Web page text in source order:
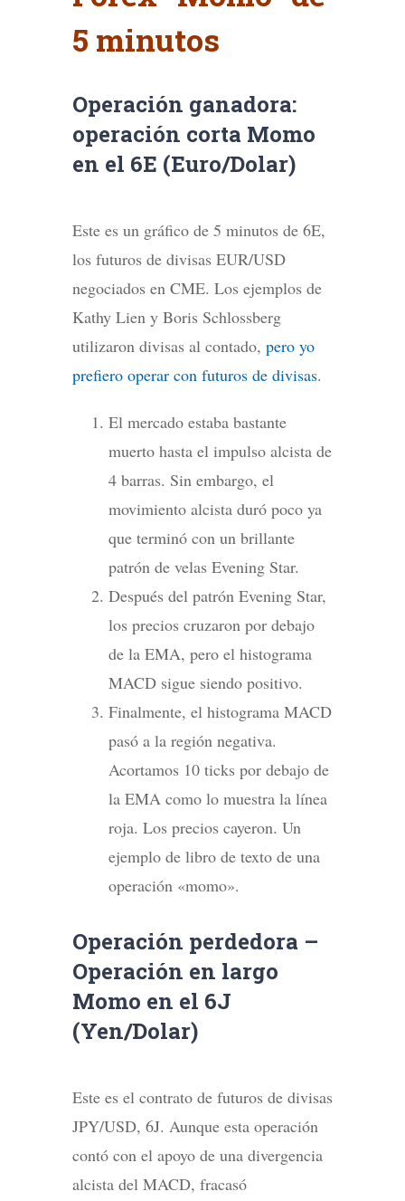
5 minutos
Operación ganadora:
operación corta Momo
en el 6E (Euro/Dolar)
Este es un gráfico de 5 minutos de 6E,
los futuros de divisas EUR/USD
negociados en CME. Los ejemplos de
Kathy Lien y Boris Schlossberg
utilizaron divisas al contado, pero yo
prefiero operar con futuros de divisas.
El mercado estaba bastante
muerto hasta el impulso alcista de
4 barras. Sin embargo, el
movimiento alcista duró poco ya
que terminó con un brillante
patrón de velas Evening Star.
Después del patrón Evening Star,
los precios cruzaron por debajo
de la EMA, pero el histograma
MACD sigue siendo positivo.
Finalmente, el histograma MACD
pasó a la región negativa.
Acortamos 10 ticks por debajo de
la EMA como lo muestra la línea
roja. Los precios cayeron. Un
ejemplo de libro de texto de una
operación «momo».
Operación perdedora –
Operación en largo
Momo en el 6J
(Yen/Dolar)
Este es el contrato de futuros de divisas
JPY/USD, 6J. Aunque esta operación
contó con el apoyo de una divergencia
alcista del MACD, fracasó